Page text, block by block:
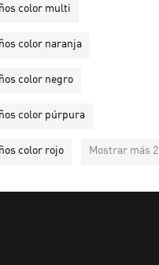
color multi
color naranja
color negro
color púrpura
color rojo Mostrar más 2